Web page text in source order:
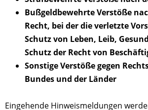
Bußgeldbewehrte Verstöße
Recht, bei der die verletzte
Schutz von Leben, Leib,
Schutz der Recht von
Sonstige Verstöße gegen
Bundes und der Länder
Eingehende Hinweismeldungen